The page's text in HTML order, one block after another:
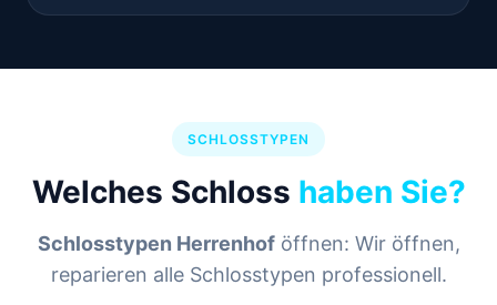
SCHLOSSTYPEN
Welches Schloss haben Sie?
Schlosstypen Herrenhoföffnen: Wir öffnen,
reparieren alle Schlosstypen professionell.